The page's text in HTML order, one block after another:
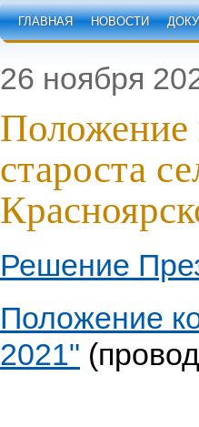
ГЛАВНАЯ НОВОСТИ
26 ноября
староста
Решение
Положение
2021"